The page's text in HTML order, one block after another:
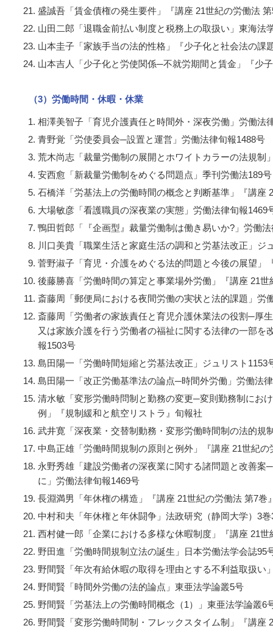
盛誠吾「賃金債権の発生要件」『講座 21世紀の労働法
山田二郎「退職金前払い制度と税務上の取扱い」東海法
山本圭子「家族手当の法的性格」『少子化と社会法の課
山本吉人「少子化と労使関係─不就労期間と賃金」『少
（3）労働時間・休暇・休業
相澤美智子「育児介護責任と時間外・深夜労働」労働法
青野覚「労使委員会─設置と運営」労働法律旬報1488号
荒木尚志「裁量労働制の展開とホワイトカラーの法規制
安西愈「新裁量労働制をめぐる問題点」季刊労働法189号
石橋洋「労基法上の労働時間の概念と判断基準」『講座
大場敏彦「看護職員の深夜業の実態」労働法律旬報1469
鴨田哲郎「『企画型』裁量労働制は働き易いか?」労働
川口美貴「職業生活と家庭生活の調和と労基法改正」ジ
菅野淑子「育児・介護をめぐる法的問題と今後の展望」
後藤勝喜「労働時間の算定と事業場外労働」『講座 21世
斎藤周「郵便局における夜間労働の実状と法的課題」労
斎藤周「労働者の家族責任と育児介護休業法の役割─厚
又は家族介護を行う労働者の福祉に関する法律の一部を
報1503号
島田陽一「労働時間短縮と労基法改正」ジュリスト1153
島田陽一「改正労働基準法の論点─時間外労働」労働法
清水敏「変形労働時問制と勤務の変更─変則勤務制にお
例」『規制緩和と航空リストラ』旬報社
武井寛「深夜業・交替制動務・変形労働時間制の法的規
中島正雄「労働時間規制の原則と例外」『講座 21世紀の
永野秀雄「建設労働者の深夜業に関する諸問題と改善案
に」労働法律旬報1469号
長淵満男「年休権の構造」『講座 21世紀の労働法 第7巻
中村和夫「年休権と年休闘争」法政研究（静岡大学）3
西村健一郎「企業における多様な休暇制度」『講座 21世
野田進「労働時間規制立法の誕生」日本労働法学会誌95
野間賢「年次有給休暇の取得を理由とする不利益取扱い
野間賢「時間外労働の法的論点」東亜法学論叢5号
野間賢「労基法上の労働時間概念（1）」東亜法学論叢6
野間賢「変形労働時間制・フレックスタイム制」『講座